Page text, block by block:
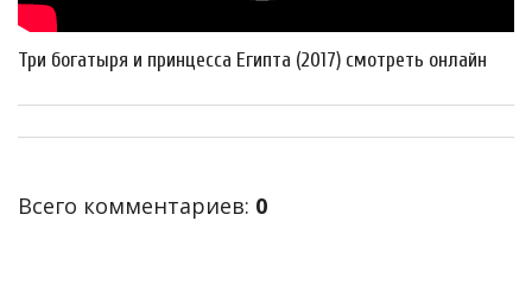
Три богатыря и принцесса Египта (2017) смотреть онлайн
Всего комментариев: 0